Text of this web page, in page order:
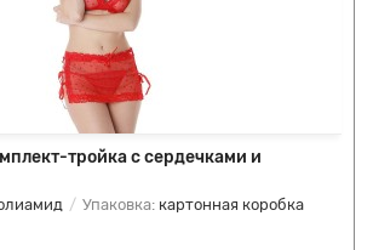
тройка с сердечками и
Упаковка: картонная коробка